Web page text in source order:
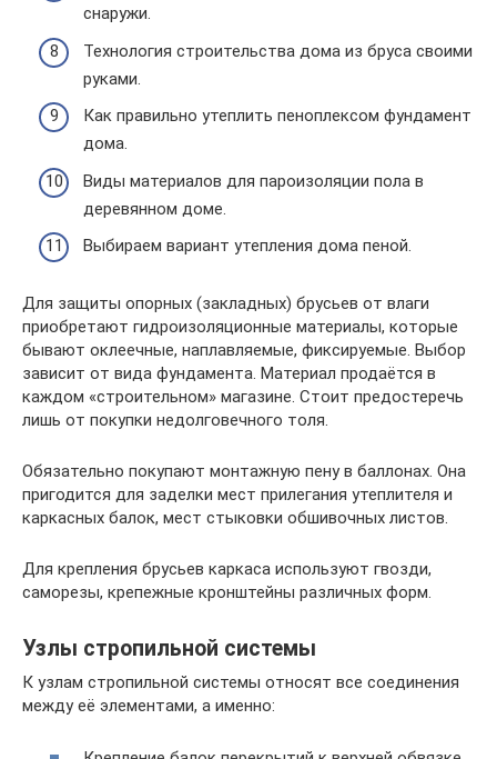
снаружи.
Технология строительства дома из бруса своими
руками.
Как правильно утеплить пеноплексом фундамент
дома.
Виды материалов для пароизоляции пола в
деревянном доме.
Выбираем вариант утепления дома пеной.
Для защиты опорных (закладных) брусьев от влаги
приобретают гидроизоляционные материалы, которые
бывают оклеечные, наплавляемые, фиксируемые. Выбор
зависит от вида фундамента. Материал продаётся в
каждом «строительном» магазине. Стоит предостеречь
лишь от покупки недолговечного толя.
Обязательно покупают монтажную пену в баллонах. Она
пригодится для заделки мест прилегания утеплителя и
каркасных балок, мест стыковки обшивочных листов.
Для крепления брусьев каркаса используют гвозди,
саморезы, крепежные кронштейны различных форм.
Узлы стропильной системы
К узлам стропильной системы относят все соединения
между её элементами, а именно: